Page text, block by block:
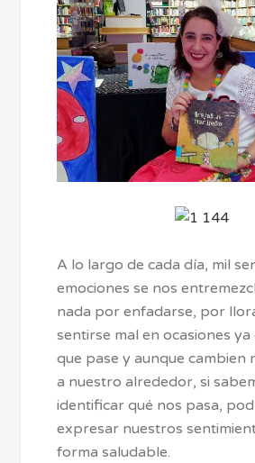
A lo largo de cada día, mil
emociones se nos
nada por enfadarse, por
sentirse mal en ocasiones ya
que pase y aunque cambien
a nuestro alrededor, si
identificar qué nos pasa,
expresar nuestros
forma saludable.